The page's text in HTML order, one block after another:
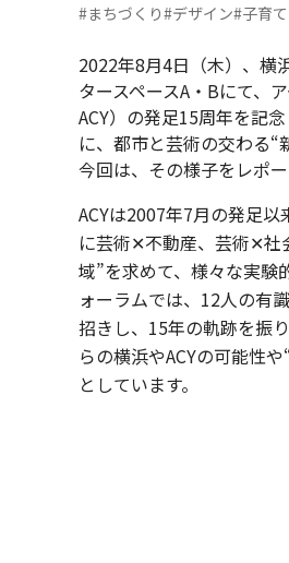
#まちづくり#デザイン#子育
2022年8月4日（木）、横
タースペースA・Bにて、
ACY）の発足15周年を記
に、都市と芸術の交わる“
今回は、その様子をレポー
ACYは2007年7月の発足
に芸術✕不動産、芸術✕社
域”を求めて、様々な実験
ォーラムでは、12人の有
招きし、15年の軌跡を振
らの横浜やACYの可能性
としています。